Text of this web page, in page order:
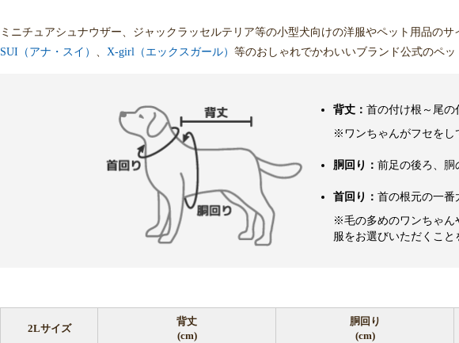
ミニチュアシュナウザー、ジャックラッセルテリア等の小型犬向けの洋服やペット用品のサ
SUI（アナ・スイ） 、 X-girl（エックスガール） 等のおしゃれでかわいいブランド公式のペッ
背丈： 首の付け根～尾の
※ワンちゃんがフセをし
胴回り： 前足の後ろ、胴
首回り： 首の根元の一番
※毛の多めのワンちゃん
服をお選びいただくこと
2Lサイズ
背丈
(cm)
胴回り
(cm)